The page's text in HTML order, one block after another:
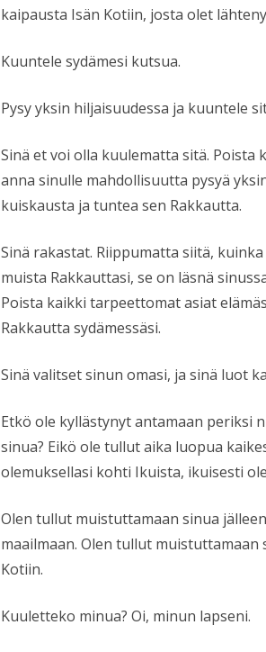
kaipausta Isän Kotiin, josta olet
Kuuntele sydämesi kutsua.
Pysy yksin hiljaisuudessa ja kuuntele
Sinä et voi olla kuulematta sitä.
anna sinulle mahdollisuutta pysyä
kuiskausta ja tuntea sen Rakkautta.
Sinä rakastat. Riippumatta siitä,
muista Rakkauttasi, se on läsnä
Poista kaikki tarpeettomat asiat
Rakkautta sydämessäsi.
Sinä valitset sinun omasi, ja sinä luot
Etkö ole kyllästynyt antamaan periksi
sinua? Eikö ole tullut aika luopua
olemuksellasi kohti Ikuista, ikuisesti
Olen tullut muistuttamaan sinua
maailmaan. Olen tullut
Kotiin.
Kuuletteko minua? Oi, minun lapseni.